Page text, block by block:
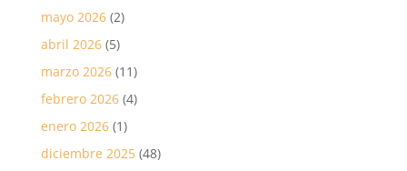
mayo 2026(2)
abril 2026(5)
marzo 2026(11)
febrero 2026(4)
enero 2026(1)
diciembre 2025(48)